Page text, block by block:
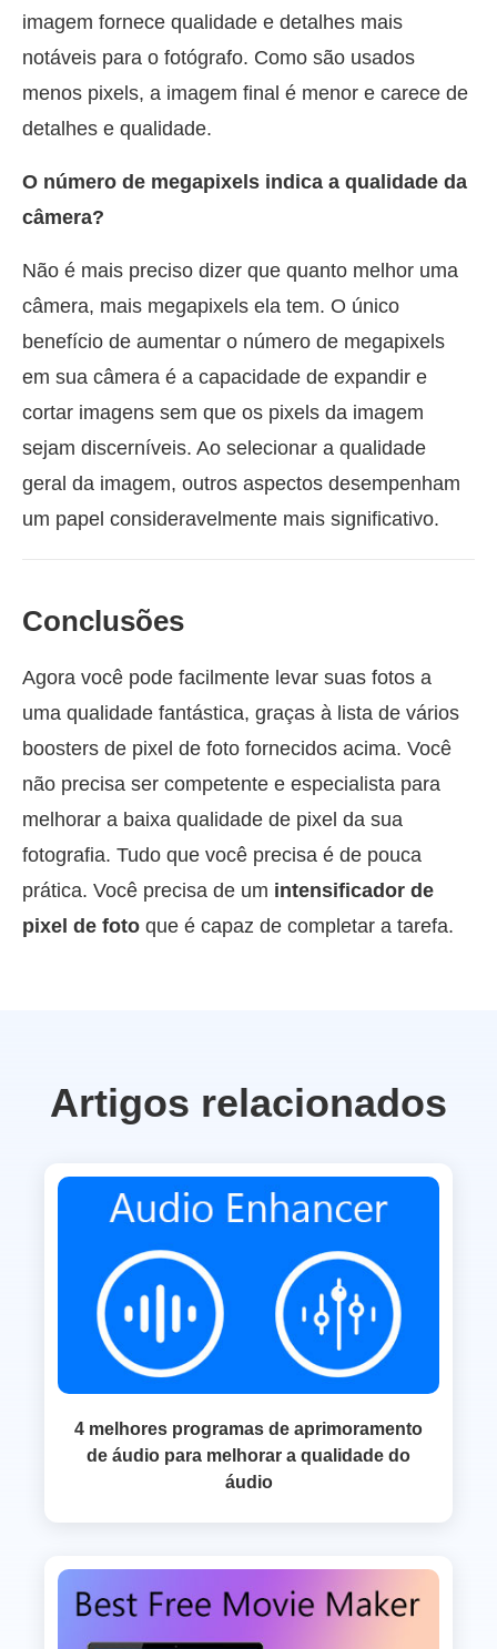
imagem fornece qualidade e detalhes mais
notáveis para o fotógrafo. Como são usados
menos pixels, a imagem final é menor e carece de
detalhes e qualidade.
O número de megapixels indica a qualidade da
câmera?
Não é mais preciso dizer que quanto melhor uma
câmera, mais megapixels ela tem. O único
benefício de aumentar o número de megapixels
em sua câmera é a capacidade de expandir e
cortar imagens sem que os pixels da imagem
sejam discerníveis. Ao selecionar a qualidade
geral da imagem, outros aspectos desempenham
um papel consideravelmente mais significativo.
Conclusões
Agora você pode facilmente levar suas fotos a
uma qualidade fantástica, graças à lista de vários
boosters de pixel de foto fornecidos acima. Você
não precisa ser competente e especialista para
melhorar a baixa qualidade de pixel da sua
fotografia. Tudo que você precisa é de pouca
prática. Você precisa de um intensificador de
pixel de foto que é capaz de completar a tarefa.
Artigos relacionados
4 melhores programas de aprimoramento
de áudio para melhorar a qualidade do
áudio